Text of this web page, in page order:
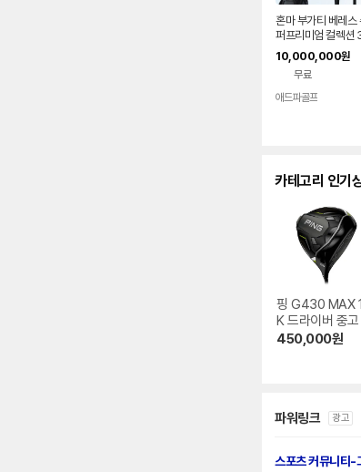
혼마 부가티 베레스
퍼프리미엄 컬렉션
스타 골프클럽 풀세트
남성용 혼마골프한국
지점
10,000,000원
무료
애드파골프
카테고리 인기
핑 G430 MAX
K 드라이버 중고
450,000원
파워링크 광고
스포츠 커뮤니티-